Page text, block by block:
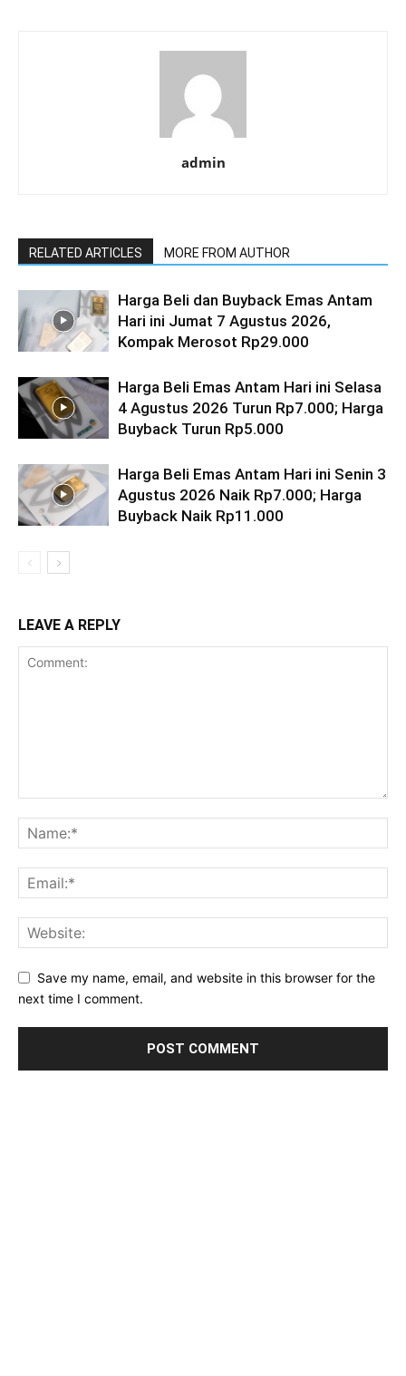
admin
RELATED ARTICLES MORE FROM AUTHOR
Harga Beli dan Buyback Emas Antam
Hari ini Jumat 7 Agustus 2026,
Kompak Merosot Rp29.000
Harga Beli Emas Antam Hari ini Selasa
4 Agustus 2026 Turun Rp7.000; Harga
Buyback Turun Rp5.000
Harga Beli Emas Antam Hari ini Senin 3
Agustus 2026 Naik Rp7.000; Harga
Buyback Naik Rp11.000
LEAVE A REPLY
Save my name, email, and website in this browser for the
next time I comment.